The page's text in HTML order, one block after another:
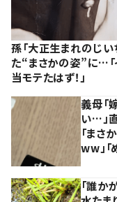
孫「大正生まれのじい
た“まさかの姿”に…「イ
当モテたはず！」
義母「
い…」
「まさ
ww」「
「誰か